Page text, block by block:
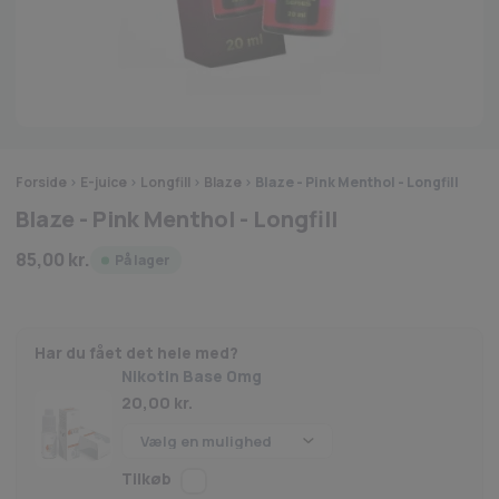
Forside > E-juice > Longfill > Blaze > Blaze - Pink Menthol - Longfill
Blaze - Pink Menthol - Longfill
85,00 kr.
Har du fået det hele med?
Nikotin Base 0mg
20,00 kr.